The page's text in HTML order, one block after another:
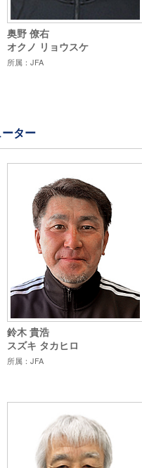
奥野 僚右
オクノ リョウスケ
所属：JFA
ター
鈴木 貴浩
スズキ タカヒロ
所属：JFA